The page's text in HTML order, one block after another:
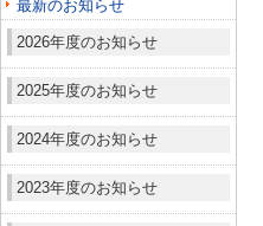
最新のお知らせ
2026年度のお知らせ
2025年度のお知らせ
2024年度のお知らせ
2023年度のお知らせ